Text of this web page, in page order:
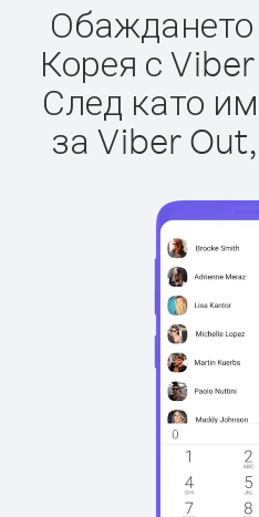
Корея с
След като
за Viber